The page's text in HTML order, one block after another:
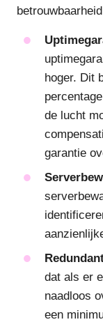
hoger. Dit
de lucht
garantie
dat als er
naadloos
een